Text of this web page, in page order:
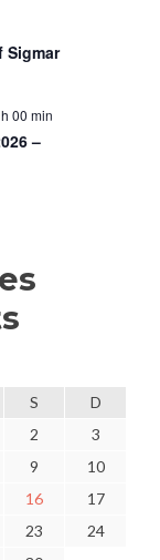
Sigmar
00 min
–
S
D
2
3
9
10
16
17
23
24